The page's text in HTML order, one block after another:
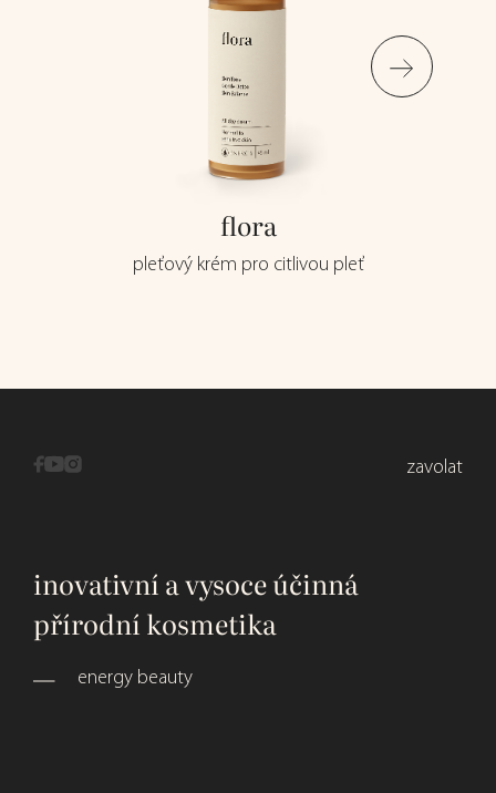
flora
pleťový krém pro citlivou pleť
zavolat
inovativní a vysoce účinná
přírodní kosmetika
energy beauty